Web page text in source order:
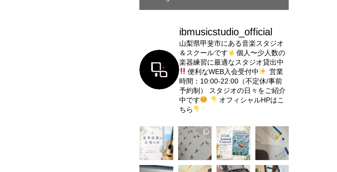
ibmusicstudio_official
山梨県甲斐市にある音楽スタジオ
＆スクールです
個人〜少人数の
楽器練習に最適なスタジオ貸出中
便利なWEB入会受付中
営業
時間：10:00-22:00（不定休/事前
予約制）
スタジオの日々をご紹介
中です
オフィシャルHPはこ
ちら